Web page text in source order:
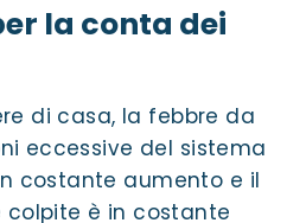
la conta dei
di casa, la febbre da
eccessive del sistema
costante aumento e il
colpite è in costante